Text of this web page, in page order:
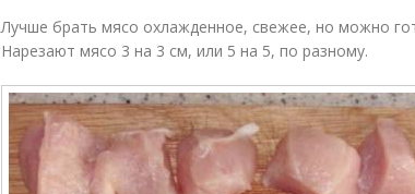
Лучше брать мясо охлажденное, свежее, но можно
Нарезают мясо 3 на 3 см, или 5 на 5, по разному.